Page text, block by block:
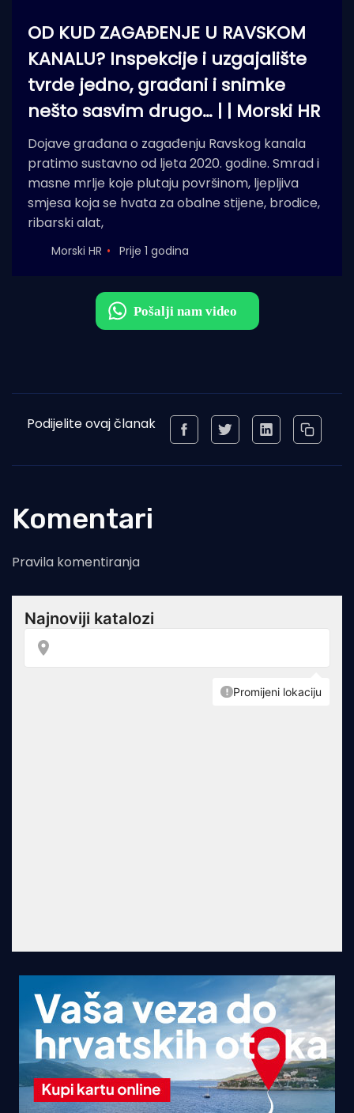
OD KUD ZAGAĐENJE U RAVSKOM
KANALU? Inspekcije i uzgajalište
tvrde jedno, građani i snimke
nešto sasvim drugo… | | Morski HR
Dojave građana o zagađenju Ravskog kanala
pratimo sustavno od ljeta 2020. godine. Smrad i
masne mrlje koje plutaju površinom, ljepljiva
smjesa koja se hvata za obalne stijene, brodice,
ribarski alat,
Morski HR Prije 1 godina
Podijelite ovaj članak
Komentari
Pravila komentiranja